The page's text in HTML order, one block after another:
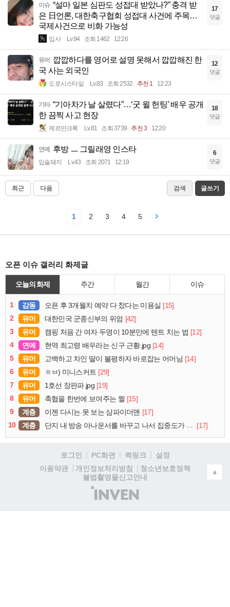
이슈 “설마 일본 심판도 성접대 받았나?” 충격 받
은 日언론, 대한축구협회 성접대 사건에 주목…
국제사건으로 비화 가능성
입사 Lv.94 조회 1462 12:26
17
댓글
유머 깝깝하다를 영어로 설명 못해서 깝깝해진 한
국 사는 외국인
도로시스타일 Lv.83 조회 2532 추천 1 12:23
12
댓글
기타 “기아차가 날 살렸다”…‘굿 윌 헌팅’ 배우 공개
한 끔찍 사고 현장
제르만크록 Lv.81 조회 3739 추천 3 12:20
18
댓글
연예 후방 ㅡ 그릴래영 인스타
입술돼지 Lv.43 조회 2071 12:19
6
댓글
최근 다음 검색 글쓰기
1 2 3 4 5
오픈 이슈 갤러리 화제글
오늘의 화제 주간 월간 이슈
1 감동 오픈 후 3개월치 예약 다 찼다는 미용실 [15]
2
유머 대한민국 군종신부의 위엄 [42]
3
유머 캠핑 처음 간 여자 두명이 10분만에 텐트 치는 법 [12]
4
연예 현역 최고령 배우라는 신구 근황.jpg [14]
5
유머 고백하고 차인 딸이 불평하자 바로잡는 어머님 [14]
6
유머 ㅎㅂ) 미니스커트 [29]
7
유머 1호선 장판파.jpg [19]
8
유머 축협을 한번에 보여주는 짤 [15]
9
계층 이젠 다시는 못 보는 삼파이더맨 [17]
10
계층 단지 내 방송 아나운서를 바꾸고 나서 집중도가 확 올라갔다는 한 아파트의 안내방송 [17]
로그인 PC화면 퀵링크
설정
이용약관
개인정보처리방침
청소년보호정책
불법촬영물신고안내
(주)
인
▲